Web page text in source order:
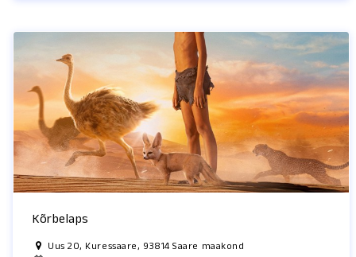
Kõrbelaps
Uus 20, Kuressaare, 93814 Saare maakond